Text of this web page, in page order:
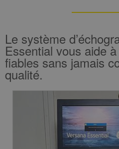
Le système
Essential vous aide
fiables sans jamais
qualité.